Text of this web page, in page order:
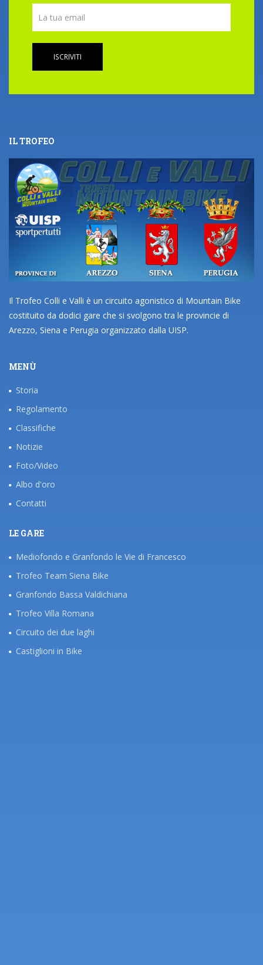
ISCRIVITI
IL TROFEO
Il Trofeo Colli e Valli è un circuito agonistico di Mountain Bike
costituito da dodici gare che si svolgono tra le provincie di
Arezzo, Siena e Perugia organizzato dalla UISP.
MENÙ
Storia
Regolamento
Classifiche
Notizie
Foto/Video
Albo d'oro
Contatti
LE GARE
Mediofondo e Granfondo le Vie di Francesco
Trofeo Team Siena Bike
Granfondo Bassa Valdichiana
Trofeo Villa Romana
Circuito dei due laghi
Castiglioni in Bike